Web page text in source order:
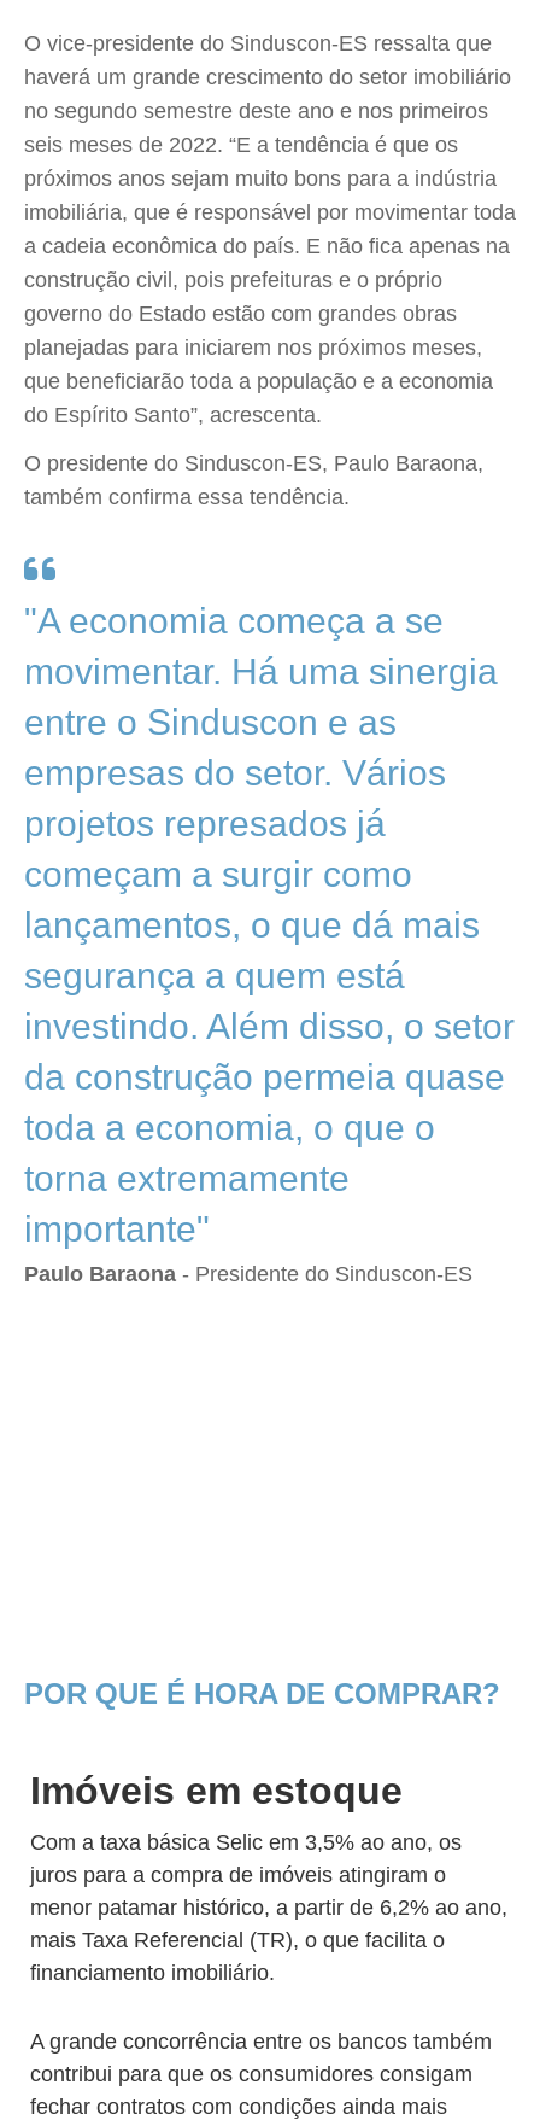
O vice-presidente do Sinduscon-ES ressalta que
haverá um grande crescimento do setor imobiliário
no segundo semestre deste ano e nos primeiros
seis meses de 2022. “E a tendência é que os
próximos anos sejam muito bons para a indústria
imobiliária, que é responsável por movimentar toda
a cadeia econômica do país. E não fica apenas na
construção civil, pois prefeituras e o próprio
governo do Estado estão com grandes obras
planejadas para iniciarem nos próximos meses,
que beneficiarão toda a população e a economia
do Espírito Santo”, acrescenta.
O presidente do Sinduscon-ES, Paulo Baraona,
também confirma essa tendência.
"A economia começa a se
movimentar. Há uma sinergia
entre o Sinduscon e as
empresas do setor. Vários
projetos represados já
começam a surgir como
lançamentos, o que dá mais
segurança a quem está
investindo. Além disso, o setor
da construção permeia quase
toda a economia, o que o
torna extremamente
importante"
Paulo Baraona - Presidente do Sinduscon-ES
POR QUE É HORA DE COMPRAR?
Imóveis em estoque
Com a taxa básica Selic em 3,5% ao ano, os
juros para a compra de imóveis atingiram o
menor patamar histórico, a partir de 6,2% ao ano,
mais Taxa Referencial (TR), o que facilita o
financiamento imobiliário.
A grande concorrência entre os bancos também
contribui para que os consumidores consigam
fechar contratos com condições ainda mais